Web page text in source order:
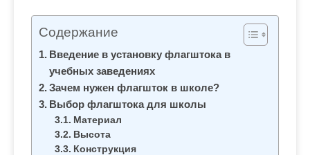
Содержание
Введение в установку флагштока в
учебных заведениях
Зачем нужен флагшток в школе?
Выбор флагштока для школы
Материал
Высота
Конструкция